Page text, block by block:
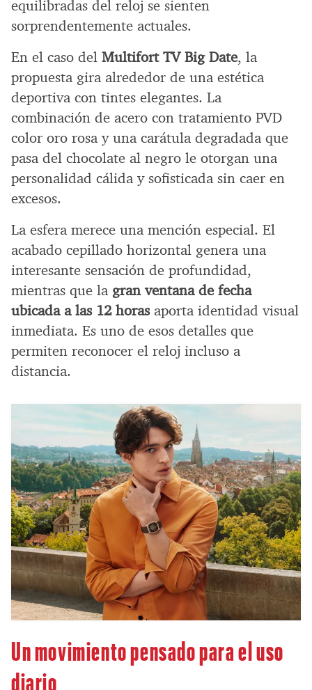
equilibradas del reloj se sienten
sorprendentemente actuales.
En el caso del Multifort TV Big Date, la
propuesta gira alrededor de una estética
deportiva con tintes elegantes. La
combinación de acero con tratamiento PVD
color oro rosa y una carátula degradada que
pasa del chocolate al negro le otorgan una
personalidad cálida y sofisticada sin caer en
excesos.
La esfera merece una mención especial. El
acabado cepillado horizontal genera una
interesante sensación de profundidad,
mientras que la gran ventana de fecha
ubicada a las 12 horasaporta identidad visual
inmediata. Es uno de esos detalles que
permiten reconocer el reloj incluso a
distancia.
Un movimiento pensado para el uso
diario